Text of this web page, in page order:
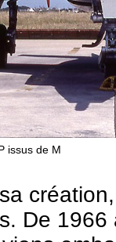
issus de M
création,
De